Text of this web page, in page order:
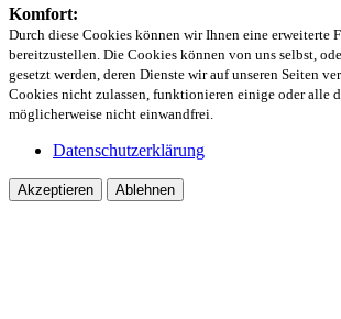
Komfort:
Durch diese Cookies können wir Ihnen eine erweiterte
bereitzustellen. Die Cookies können von uns selbst,
gesetzt werden, deren Dienste wir auf unseren Seiten
Cookies nicht zulassen, funktionieren einige oder alle
möglicherweise nicht einwandfrei.
Datenschutzerklärung
Akzeptieren Ablehnen